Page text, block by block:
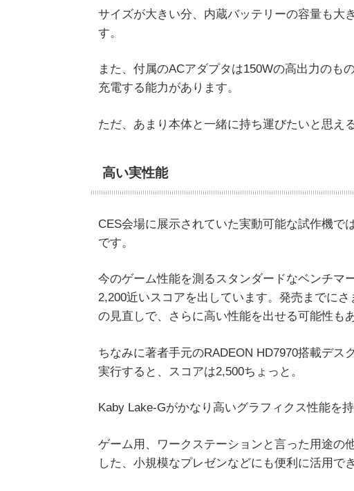
サイズが大きい分、内蔵バッテリーの容量も大
す。
また、付属のACアダプタは150Wの高出力のも
充電する能力があります。
ただ、あまり本体と一緒に持ち運びたいと思え
高い実性能
CES会場に展示されていた実動可能な試作機で
です。
今のゲーム性能を測るスタンダードなベンチマ
2,200近いスコアを出しています。発売までに
の見直しで、さらに高い性能を出せる可能性も
ちなみに著者手元のRADEON HD7970搭載デ
実行すると、スコアは2,500ちょっと。
Kaby Lake-Gがかなり高いグラフィクス性能を
ゲーム用、ワークステーションと言った用途の
した、小規模なプレゼンなどにも便利に活用で